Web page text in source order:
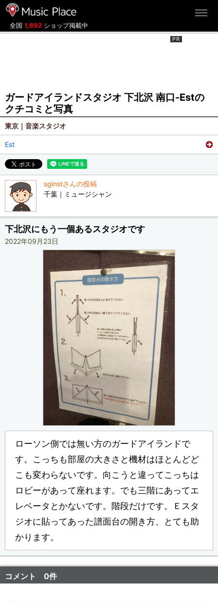
全国 1,892 ショップ掲載中
ガードアイランドスタジオ 下北沢 南口-Estの
クチコミと写真
東京｜音楽スタジオ
Est
sginstさんの投稿
千葉｜ミュージシャン
下北沢にもう一個あるスタジオです
2022年09月23日
ローソン側では無い方のガードアイランドで
す。こっちも部屋の大きさと機材はほとんどど
こも変わらないです。向こうと違ってこっちは
ロビーがあって座れます。でも三階にあってエ
レベータとかないです。階段だけです。Ｅスタ
ジオに貼ってあった譜面台の開き方、とても助
かります。
コメント 0件